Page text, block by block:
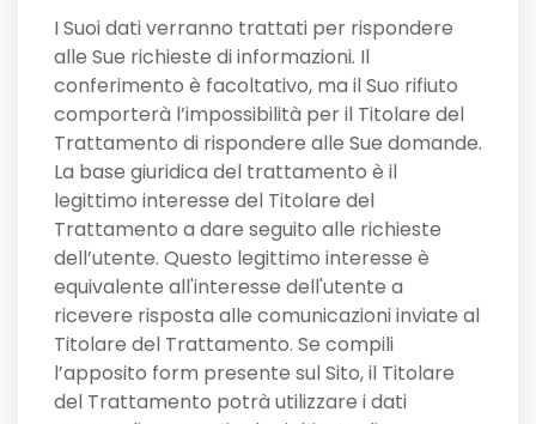
I Suoi dati verranno trattati per rispondere
alle Sue richieste di informazioni. Il
conferimento è facoltativo, ma il Suo rifiuto
comporterà l’impossibilità per il Titolare del
Trattamento di rispondere alle Sue domande.
La base giuridica del trattamento è il
legittimo interesse del Titolare del
Trattamento a dare seguito alle richieste
dell’utente. Questo legittimo interesse è
equivalente all'interesse dell'utente a
ricevere risposta alle comunicazioni inviate al
Titolare del Trattamento. Se compili
l’apposito form presente sul Sito, il Titolare
del Trattamento potrà utilizzare i dati